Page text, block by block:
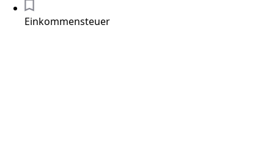
Einkommensteuer